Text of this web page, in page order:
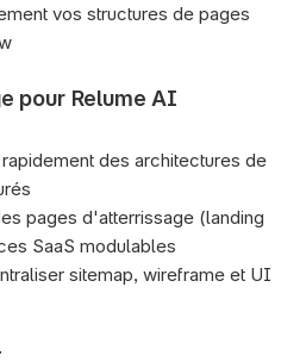
vos structures de pages
pour Relume AI
des architectures de
pages d'atterrissage (landing
SaaS modulables
sitemap, wireframe et UI